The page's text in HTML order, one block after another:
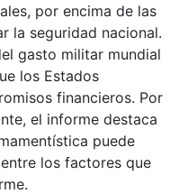
por encima de las
la seguridad nacional.
gasto militar mundial
los Estados
financieros. Por
el informe destaca
puede
los factores que